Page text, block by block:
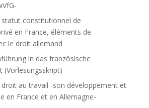
statut constitutionnel de
en France, éléments de
le droit allemand
in das französische
(Vorlesungsskript)
droit au travail -son développement et
en France et en Allemagne-